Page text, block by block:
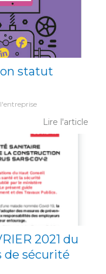
statut
Lire l'article
2021 du
de sécurité